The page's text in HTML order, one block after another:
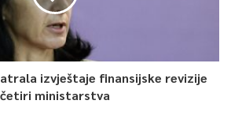
izvještaje finansijske revizije
četiri ministarstva